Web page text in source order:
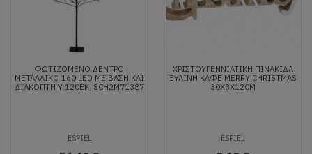
ΦΩΤΙΖΟΜΕΝΟ ΔΕΝΤΡΟ
ΜΕΤΑΛΛΙΚΟ 160 LED ΜΕ ΒΑΣΗ ΚΑΙ
ΔΙΑΚΟΠΤΗ Υ:120ΕΚ. SCH2M71387
ESPIEL
ΧΡΙΣΤΟΥΓΕΝΝΙΆΤΙΚΗ ΠΙΝΑΚΊΔΑ
ΞΎΛΙΝΗ ΚΑΦΈ MERRY CHRISTMAS
30X3X12CM
ESPIEL